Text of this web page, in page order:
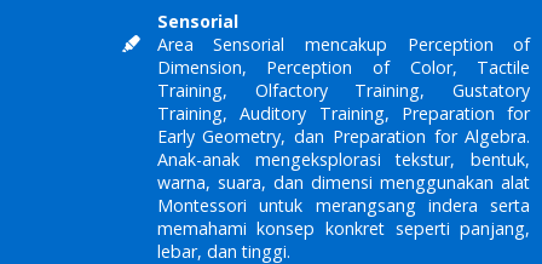
Sensorial
Area Sensorial mencakup Perception of
Dimension, Perception of Color, Tactile
Training, Olfactory Training, Gustatory
Training, Auditory Training, Preparation for
Early Geometry, dan Preparation for Algebra.
Anak-anak mengeksplorasi tekstur, bentuk,
warna, suara, dan dimensi menggunakan alat
Montessori untuk merangsang indera serta
memahami konsep konkret seperti panjang,
lebar, dan tinggi.